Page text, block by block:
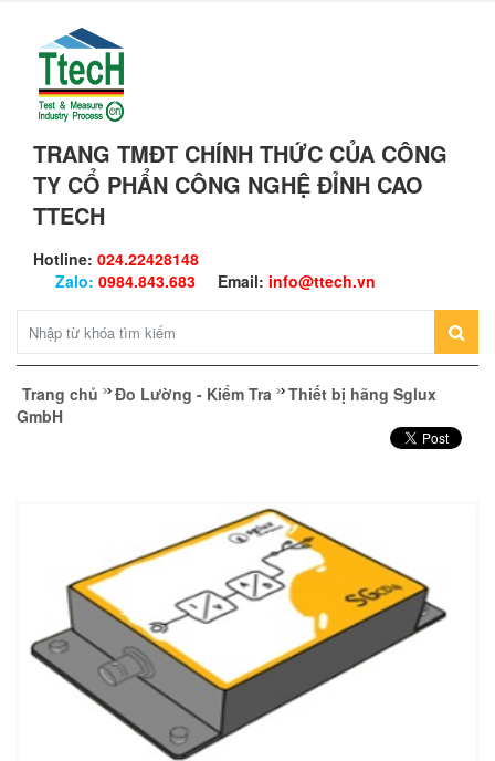
TRANG TMĐT CHÍNH THỨC CỦA CÔNG
TY CỔ PHẨN CÔNG NGHỆ ĐỈNH CAO
TTECH
Hotline: 024.22428148
Zalo: 0984.843.683 Email: info@ttech.vn
Trang chủ Đo Lường - Kiểm Tra
Thiết bị hãng Sglux
GmbH